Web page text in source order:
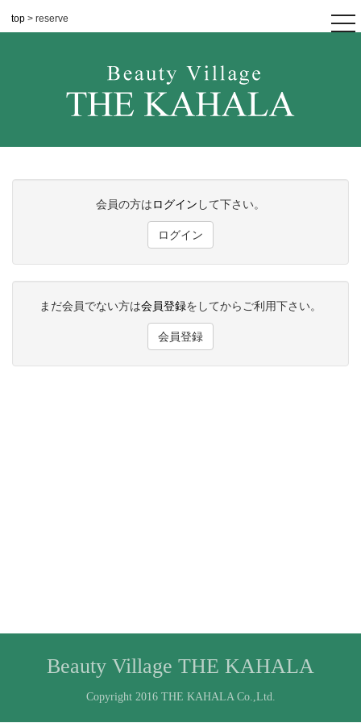
top > reserve
会員の方はログイン して下さい。
ログイン
まだ会員でない方は会員登録をしてからご利用下さい。
会員登録
Beauty Village THE KAHALA
Copyright 2016 THE KAHALA Co.,Ltd.